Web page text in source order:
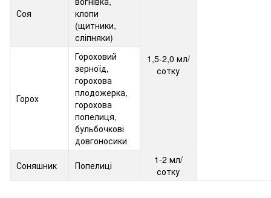
Соя
клопи
(щитники,
сліпняки)
1,5-2,0 мл/
сотку
Горох
Гороховий
зерноїд,
горохова
плодожерка,
горохова
попелиця,
бульбочкові
довгоносики
Соняшник Попелиці
1-2 мл/
сотку